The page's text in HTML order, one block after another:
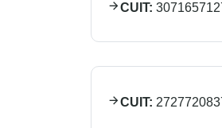
CUIT:
CUIT: